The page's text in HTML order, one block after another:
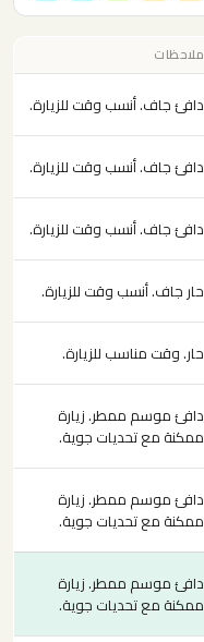
ملاحظات
دافئ جاف. أنسب وقت للزيارة.
دافئ جاف. أنسب وقت للزيارة.
دافئ جاف. أنسب وقت للزيارة.
حار جاف. أنسب وقت للزيارة.
حار. وقت مناسب للزيارة.
دافئ موسم ممطر. زيارة
ممكنة مع تحديات جوية.
دافئ موسم ممطر. زيارة
ممكنة مع تحديات جوية.
دافئ موسم ممطر. زيارة
ممكنة مع تحديات جوية.